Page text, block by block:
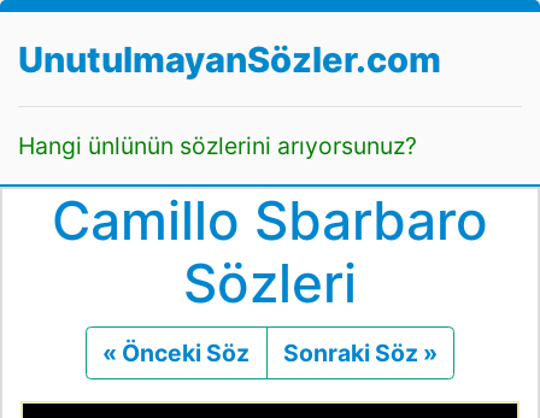
UnutulmayanSözler.com
Hangi ünlünün sözlerini arıyorsunuz?
Camillo Sbarbaro
Sözleri
« Önceki Söz Önceki
Sonraki Söz »